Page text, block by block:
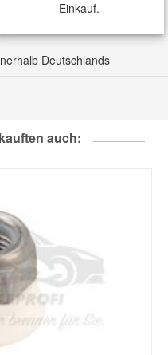
Einkauf.
Deutschlands
auch: